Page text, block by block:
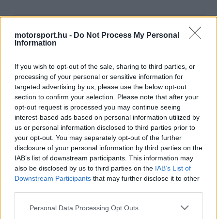
motorsport.hu - Do Not Process My Personal
Information
If you wish to opt-out of the sale, sharing to third parties, or
processing of your personal or sensitive information for
targeted advertising by us, please use the below opt-out
section to confirm your selection. Please note that after your
opt-out request is processed you may continue seeing
interest-based ads based on personal information utilized by
us or personal information disclosed to third parties prior to
your opt-out. You may separately opt-out of the further
disclosure of your personal information by third parties on the
IAB’s list of downstream participants. This information may
also be disclosed by us to third parties on the IAB’s List of
Downstream Participants that may further disclose it to other
Please note that this website/app uses one or more Google
Personal Data Processing Opt Outs
Video
Player
is
loading.
This
a
modal
window.
The media could not be loaded, either because
the server or network failed or because the format
Pirro jelenleg teljes figyelmét a Ducati 2027-re
készülő, 850 köbcentis motorjának fejlesztésére
fordítja, ezért a barcelonai szereplés szakmai
haszna korlátozott lenne. Nicolo Bulega sem
opció, mivel a Ducati Superbike-világbajnoki